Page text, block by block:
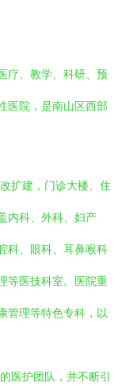
疗、教学、科研、预
医院，是南山区西部
扩建，门诊大楼、住
内科、外科、妇产
科、眼科、耳鼻喉科
等医技科室。医院重
管理等特色专科，以
医护团队，并不断引